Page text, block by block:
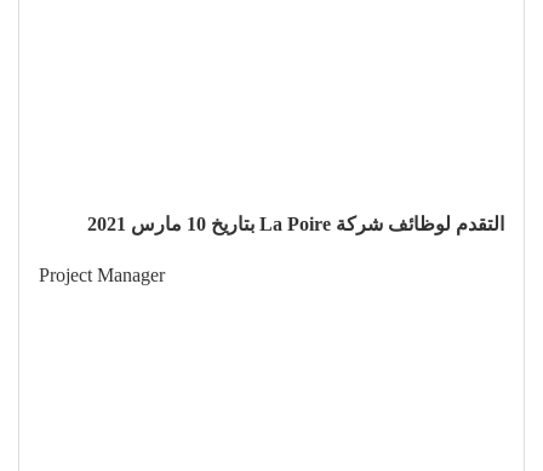
التقدم لوظائف شركة La Poire بتاريخ 10 مارس 2021
Project Manager